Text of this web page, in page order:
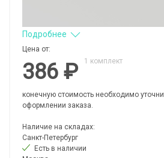
Подробнее
Цена от:
386 ₽ 1 комплект
конечную стоимость необходимо
оформлении заказа.
Наличие на складах:
Санкт-Петербург
Есть в наличии